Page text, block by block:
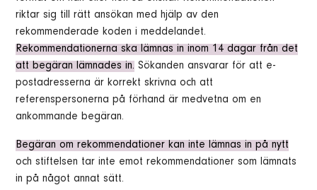
riktar sig till rätt ansökan med hjälp av den
rekommenderade koden i meddelandet.
Rekommendationerna ska lämnas in inom 14 dagar från det
att begäran lämnades in. Sökanden ansvarar för att e-
postadresserna är korrekt skrivna och att
referenspersonerna på förhand är medvetna om en
ankommande begäran.
Begäran om rekommendationer kan inte lämnas in på nytt
och stiftelsen tar inte emot rekommendationer som lämnats
in på något annat sätt.